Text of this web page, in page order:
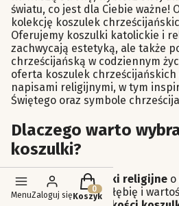
światu, co jest dla Ciebie ważne!
kolekcję koszulek
Oferujemy koszulki katolickie i
zachwycają estetyką, ale także
chrześcijańską w codziennym
oferta koszulek
napisami religijnymi, w tym
Świętego oraz symbole
Dlaczego warto
koszulki?
Piękne koszulki religijne
które oddają głębię i
MenuZaloguj się
Produkty w
Koszyk